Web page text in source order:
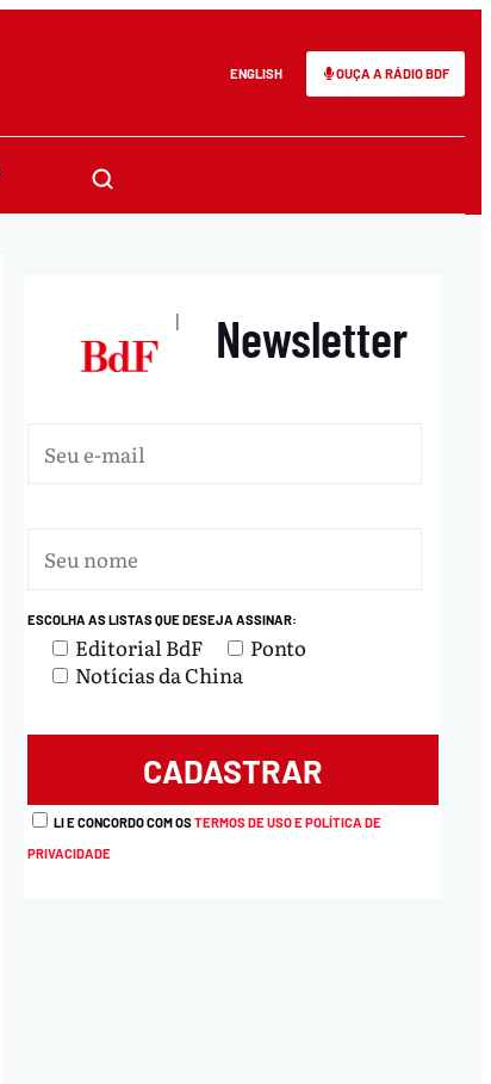
ENGLISH OUÇA A RÁDIO BDF
| Newsletter
ESCOLHA AS LISTAS QUE DESEJA ASSINAR:
Editorial BdF
Ponto
Notícias da China
LI E CONCORDO COM OSTERMOS DE USO E POLÍTICA DE
PRIVACIDADE